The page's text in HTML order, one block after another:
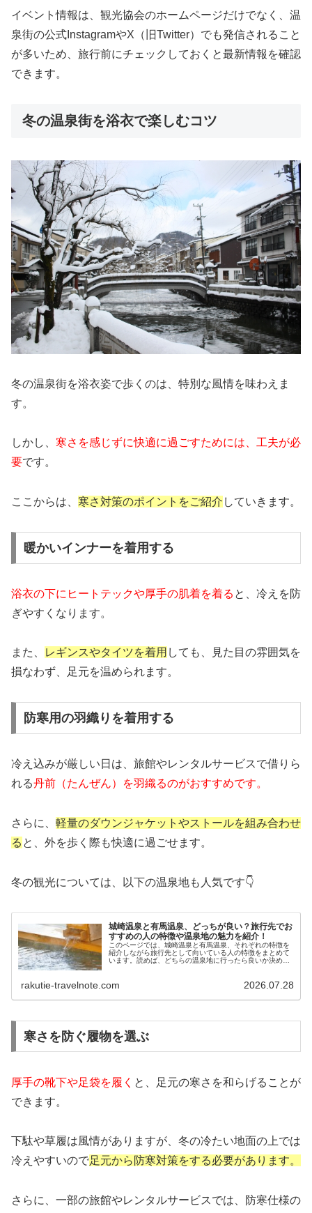
イベント情報は、観光協会のホームページだけでなく、温
泉街の公式InstagramやX（旧Twitter）でも発信されること
が多いため、旅行前にチェックしておくと最新情報を確認
できます。
冬の温泉街を浴衣で楽しむコツ
冬の温泉街を浴衣姿で歩くのは、特別な風情を味わえま
す。
しかし、 寒さを感じずに快適に過ごすためには、工夫が必
要です。
ここからは、 寒さ対策のポイントをご紹介 していきます。
暖かいインナーを着用する
浴衣の下にヒートテックや厚手の肌着を着る と、冷えを防
ぎやすくなります。
また、 レギンスやタイツを着用 しても、見た目の雰囲気を
損なわず、足元を温められます。
防寒用の羽織りを着用する
冷え込みが厳しい日は、旅館やレンタルサービスで借りら
れる丹前（たんぜん）を羽織るのがおすすめです。
さらに、 軽量のダウンジャケットやストールを組み合わせ
る と、外を歩く際も快適に過ごせます。
冬の観光については、以下の温泉地も人気です👇
城崎温泉と有馬温泉、どっちが良い？旅行先でお
すすめの人の特徴や温泉地の魅力を紹介！
このページでは、城崎温泉と有馬温泉、それぞれの特徴を
紹介しながら旅行先として向いている人の特徴をまとめて
います。読めば、どちらの温泉地に行ったら良いか決める
てみてください。
rakutie-travelnote.com 2026.07.28
寒さを防ぐ履物を選ぶ
厚手の靴下や足袋を履く と、足元の寒さを和らげることが
できます。
下駄や草履は風情がありますが、冬の冷たい地面の上では
冷えやすいので足元から防寒対策をする必要があります。
さらに、一部の旅館やレンタルサービスでは、防寒仕様の